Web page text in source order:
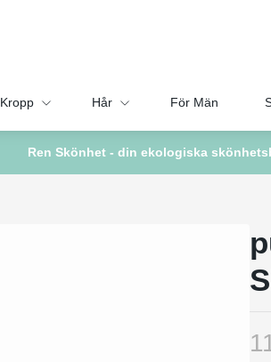
Kropp Hår För Män
Ren Skönhet - din ekologiska